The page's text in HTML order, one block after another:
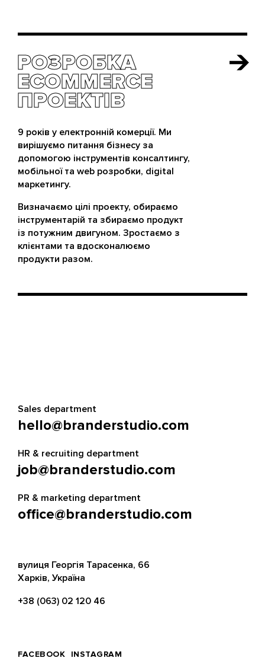
РОЗРОБКА
ECOMMERCE
ПРОЕКТІВ
РОЗРОБКА
ECOMMERCE
ПРОЕКТІВ
9 років у електронній комерції. Ми
вирішуємо питання бізнесу за
допомогою інструментів консалтингу,
мобільної та web розробки, digital
маркетингу.
Визначаємо цілі проекту, обираємо
інструментарій та збираємо продукт
із потужним двигуном. Зростаємо з
клієнтами та вдосконалюємо
продукти разом.
Sales department
hello@branderstudio.com
HR & recruiting department
job@branderstudio.com
PR & marketing department
office@branderstudio.com
вулиця Георгія Тарасенка, 66
Харків, Україна
+38 (063) 02 120 46
FACEBOOK INSTAGRAM